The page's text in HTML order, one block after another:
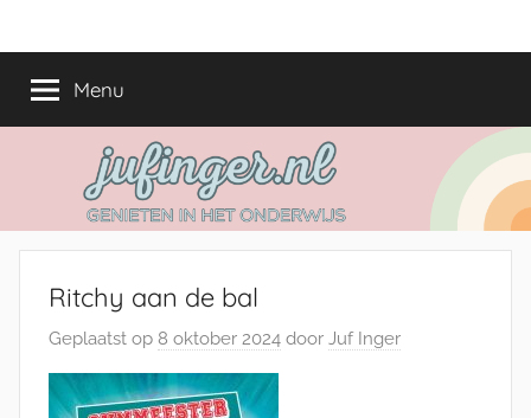
naarjufinger.nl
het
onderwijs
Menu
Ritchy aan de bal
Geplaatst op 8 oktober 2024 door Juf Inger